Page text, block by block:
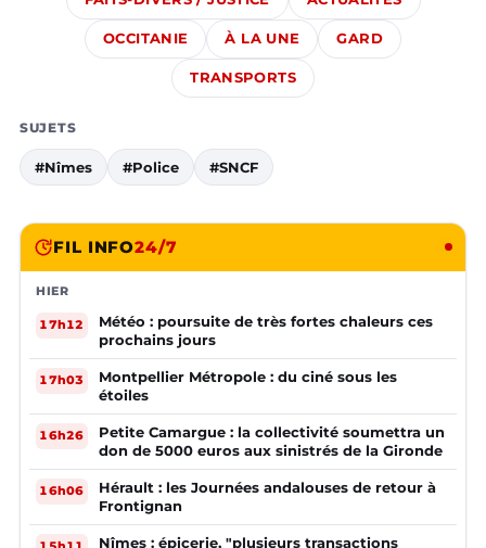
OCCITANIE À LA UNE GARD
TRANSPORTS
SUJETS
#Nîmes #Police #SNCF
FIL INFO24/7
HIER
17h12
Météo : poursuite de très fortes chaleurs ces
prochains jours
17h03
Montpellier Métropole : du ciné sous les
étoiles
16h26
Petite Camargue : la collectivité soumettra un
don de 5000 euros aux sinistrés de la Gironde
16h06
Hérault : les Journées andalouses de retour à
Frontignan
Nîmes : épicerie, "plusieurs transactions